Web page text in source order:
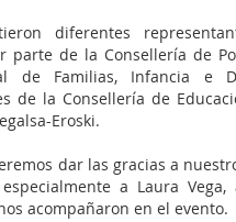
diferentes
parte de la Consellería de
de Familias, Infancia e
de la Consellería de
Eroski.
dar las gracias a
a Laura
acompañaron en el evento.